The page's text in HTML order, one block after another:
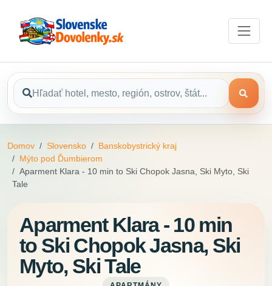
Domov Slovensko
Banskobystrický kraj
Mýto pod Ďumbierom
Aparment Klara - 10 min to Ski Chopok Jasna, Ski Myto, Ski
Tale
Aparment Klara - 10 min
to Ski Chopok Jasna, Ski
Myto, Ski Tale